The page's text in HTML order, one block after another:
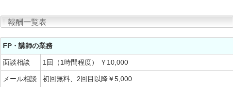
報酬一覧表
FP・講師の業務
面談相談 1回（1時間程度） ￥10,000
メール相談 初回無料、2回目以降￥5,000